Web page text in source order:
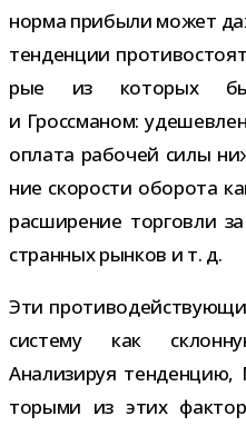
норма при­были может
тен­ден­ции
рые из кото­рых
и Гроссманом:
оплата рабо­чей силы
ние ско­ро­сти обо­рота
рас­ши­ре­ние тор­говли
стран­ных рын­ков и т. д.
Эти
систему как
Анализируя тен­ден­цию,
то­рыми из этих